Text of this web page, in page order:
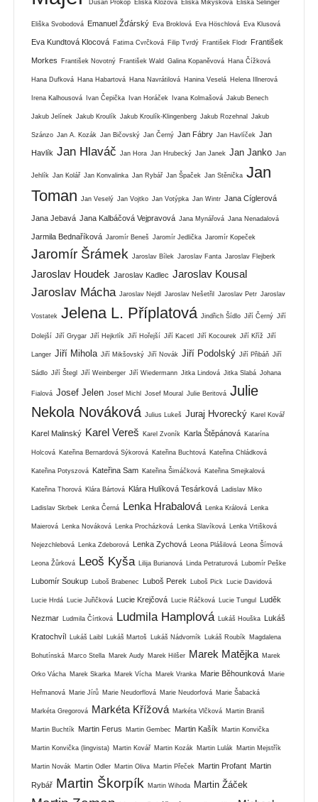
Dušan Prokop Eliška Klozová Eliška Mikysková Eliška Selinger
Eliška Svobodová Emanuel Žďárský Eva Broklová Eva Höschlová Eva Klusová
Eva Kundtová Klocová Fatima Cvrčková Filip Tvrdý František Flodr František
Morkes František Novotný František Wald Galina Kopaněvová Hana Čížková
Hana Dufková Hana Habartová Hana Navrátilová Hanina Veselá Helena Illnerová
Irena Kalhousová Ivan Čepička Ivan Horáček Ivana Kolmašová Jakub Benech
Jakub Jelínek Jakub Kroulík Jakub Kroulík-Klingenberg Jakub Rozehnal Jakub
Szánzo Jan A. Kozák Jan Bičovský Jan Černý Jan Fábry Jan Havlíček Jan
Havlík Jan Hlaváč Jan Hora Jan Hrubecký Jan Janek Jan Janko Jan
Jehlík Jan Kolář Jan Konvalinka Jan Rybář Jan Špaček Jan Stěnička Jan
Toman
Jan Veselý Jan Vojtko Jan Votýpka Jan Wintr Jana Cíglerová
Jana Jebavá Jana Kalbáčová Vejpravová Jana Mynářová Jana Nenadalová
Jarmila Bednaříková Jaromír Beneš Jaromír Jedlička Jaromír Kopeček
Jaromír Šrámek Jaroslav Bílek Jaroslav Fanta Jaroslav Flejberk
Jaroslav Houdek Jaroslav Kadlec Jaroslav Kousal
Jaroslav Mácha Jaroslav Nejdl Jaroslav Nešetřil Jaroslav Petr Jaroslav
Vostatek Jelena L. Příplatová Jindřich Šídlo Jiří Černý Jiří
Dolejší Jiří Grygar Jiří Hejkrlík Jiří Hořejší Jiří Kacetl Jiří Kocourek Jiří Kříž Jiří
Langer Jiří Mihola Jiří Mikšovský Jiří Novák Jiří Podolský Jiří Přibáň Jiří
Sádlo Jiří Štegl Jiří Weinberger Jiří Wiedermann Jitka Lindová Jitka Slabá Johana
Fialová Josef Jelen Josef Michl Josef Moural Julie Beritová Julie
Nekola Nováková Julius Lukeš Juraj Hvorecký Karel Kovář
Karel Malinský Karel Vereš Karel Zvoník Karla Štěpánová Katarína
Holcová Kateřina Bernardová Sýkorová Kateřina Buchtová Kateřina Chládková
Kateřina Potyszová Kateřina Sam Kateřina Šimáčková Kateřina Smejkalová
Kateřina Thorová Klára Bártová Klára Hulíková Tesárková Ladislav Miko
Ladislav Skrbek Lenka Černá Lenka Hrabalová Lenka Králová Lenka
Maierová Lenka Nováková Lenka Procházková Lenka Slavíková Lenka Vrtišková
Nejezchlebová Lenka Zdeborová Lenka Zychová Leona Plášilová Leona Šímová
Leona Žůrková Leoš Kyša Lilija Burianová Linda Petraturová Lubomír Peške
Lubomír Soukup Luboš Brabenec Luboš Perek Luboš Pick Lucie Davidová
Lucie Hrdá Lucie Juřičková Lucie Krejčová Lucie Ráčková Lucie Tungul Luděk
Nezmar Ludmila Čírtková Ludmila Hamplová Lukáš Houška Lukáš
Kratochvíl Lukáš Laibl Lukáš Martoš Lukáš Nádvorník Lukáš Roubík Magdalena
Bohutínská Marco Stella Marek Audy Marek Hilšer Marek Matějka Marek
Orko Vácha Marek Skarka Marek Vícha Marek Vranka Marie Běhounková Marie
Heřmanová Marie Jírů Marie Neudorflová Marie Neudorfová Marie Šabacká
Markéta Gregorová Markéta Křížová Markéta Vlčková Martin Braniš
Martin Buchtík Martin Ferus Martin Gembec Martin Kašík Martin Konvička
Martin Konvička (lingvista) Martin Kovář Martin Kozák Martin Lulák Martin Mejstřík
Martin Novák Martin Odler Martin Oliva Martin Přeček Martin Profant Martin
Rybář Martin Škorpík Martin Wihoda Martin Žáček